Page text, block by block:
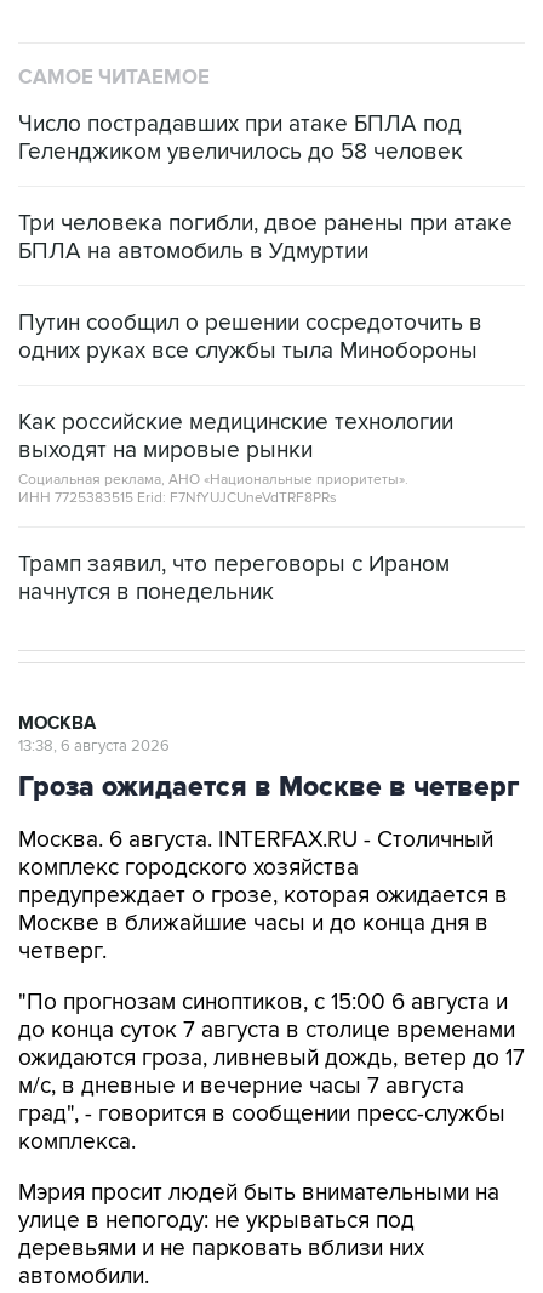
САМОЕ ЧИТАЕМОЕ
Число пострадавших при атаке БПЛА под
Геленджиком увеличилось до 58 человек
Три человека погибли, двое ранены при атаке
БПЛА на автомобиль в Удмуртии
Путин сообщил о решении сосредоточить в
одних руках все службы тыла Минобороны
Как российские медицинские технологии
выходят на мировые рынки
Социальная реклама, АНО «Национальные приоритеты».
ИНН 7725383515 Erid: F7NfYUJCUneVdTRF8PRs
Трамп заявил, что переговоры с Ираном
начнутся в понедельник
МОСКВА
13:38, 6 августа 2026
Гроза ожидается в Москве в четверг
Москва. 6 августа. INTERFAX.RU - Столичный
комплекс городского хозяйства
предупреждает о грозе, которая ожидается в
Москве в ближайшие часы и до конца дня в
четверг.
"По прогнозам синоптиков, с 15:00 6 августа и
до конца суток 7 августа в столице временами
ожидаются гроза, ливневый дождь, ветер до 17
м/с, в дневные и вечерние часы 7 августа
град", - говорится в сообщении пресс-службы
комплекса.
Мэрия просит людей быть внимательными на
улице в непогоду: не укрываться под
деревьями и не парковать вблизи них
автомобили.